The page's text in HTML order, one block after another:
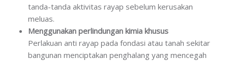
tanda-tanda aktivitas rayap sebelum kerusakan
meluas.
Menggunakan perlindungan kimia khusus
Perlakuan anti rayap pada fondasi atau tanah sekitar
bangunan menciptakan penghalang yang mencegah